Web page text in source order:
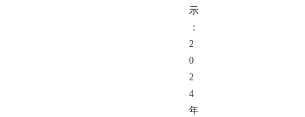
示
：
2
0
2
4
年